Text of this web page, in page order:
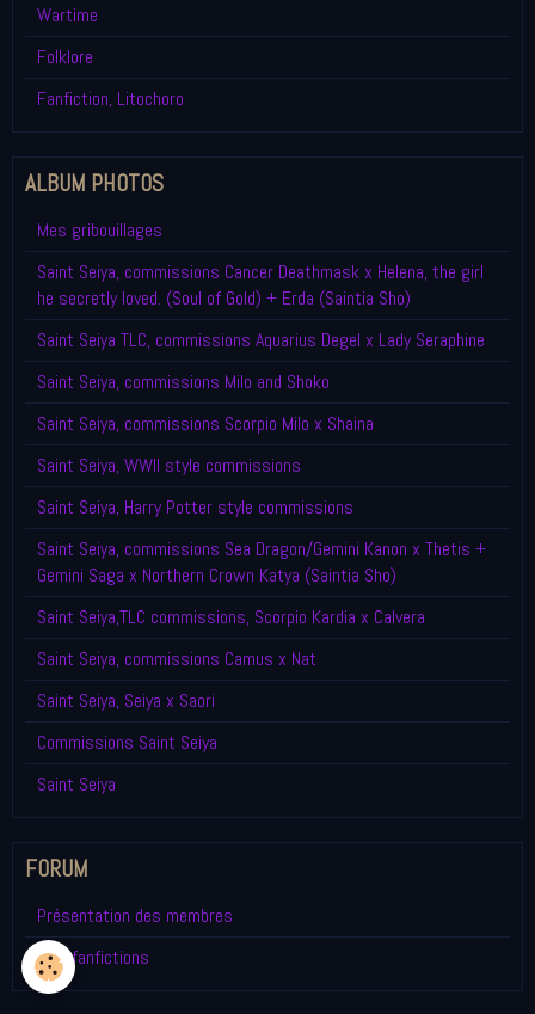
Wartime
Folklore
Fanfiction, Litochoro
ALBUM PHOTOS
Mes gribouillages
Saint Seiya, commissions Cancer Deathmask x Helena, the girl
he secretly loved. (Soul of Gold) + Erda (Saintia Sho)
Saint Seiya TLC, commissions Aquarius Degel x Lady Seraphine
Saint Seiya, commissions Milo and Shoko
Saint Seiya, commissions Scorpio Milo x Shaina
Saint Seiya, WWII style commissions
Saint Seiya, Harry Potter style commissions
Saint Seiya, commissions Sea Dragon/Gemini Kanon x Thetis +
Gemini Saga x Northern Crown Katya (Saintia Sho)
Saint Seiya,TLC commissions, Scorpio Kardia x Calvera
Saint Seiya, commissions Camus x Nat
Saint Seiya, Seiya x Saori
Commissions Saint Seiya
Saint Seiya
FORUM
Présentation des membres
Mes fanfictions